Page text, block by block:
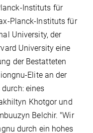
Instituts für
Planck-Instituts für
University, der
University eine
der Bestatteten
Elite an der
eines
Khotgor und
Belchir. "Wir
durch ein hohes